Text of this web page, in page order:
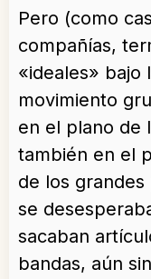
Pero (como
compañías,
«ideales» bajo
movimiento
en el plano de
también en el
de los
se
sacaban
bandas, aún